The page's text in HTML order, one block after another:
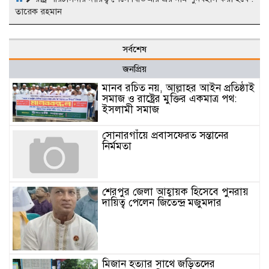
তারেক রহমান
সর্বশেষ
জনপ্রিয়
মানব রচিত নয়, আল্লাহর আইন প্রতিষ্ঠাই
সমাজ ও রাষ্ট্রের মুক্তির একমাত্র পথ:
ইসলামী সমাজ
সোনারগাঁয়ে প্রবাসফেরত সন্তানের
নির্মমতা
শেরপুর জেলা আহ্বায়ক হিসেবে পুনরায়
দায়িত্ব পেলেন জিতেন্দ্র মজুমদার
মিজান হত্যার সাথে জড়িতদের